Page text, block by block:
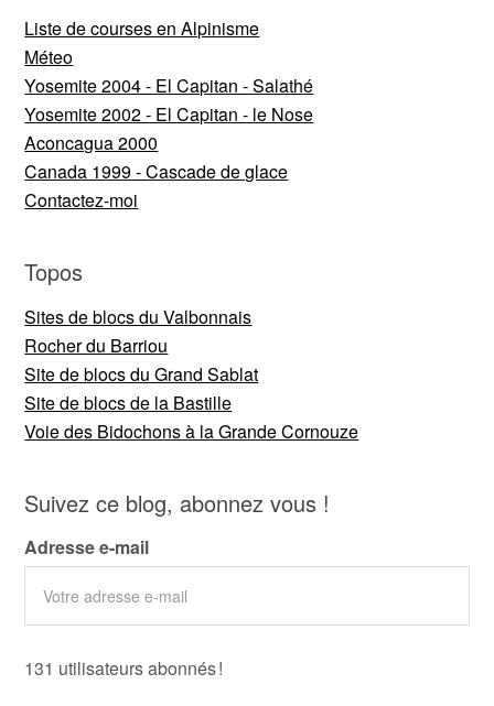
Liste de courses en Alpinisme
Méteo
Yosemite 2004 - El Capitan - Salathé
Yosemite 2002 - El Capitan - le Nose
Aconcagua 2000
Canada 1999 - Cascade de glace
Contactez-moi
Topos
Sites de blocs du Valbonnais
Rocher du Barriou
Site de blocs du Grand Sablat
Site de blocs de la Bastille
Voie des Bidochons à la Grande Cornouze
Suivez ce blog, abonnez vous !
Adresse e-mail
131 utilisateurs abonnés !